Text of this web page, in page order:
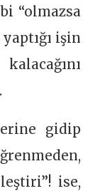
“olmazsa
işin
gidip
ise,